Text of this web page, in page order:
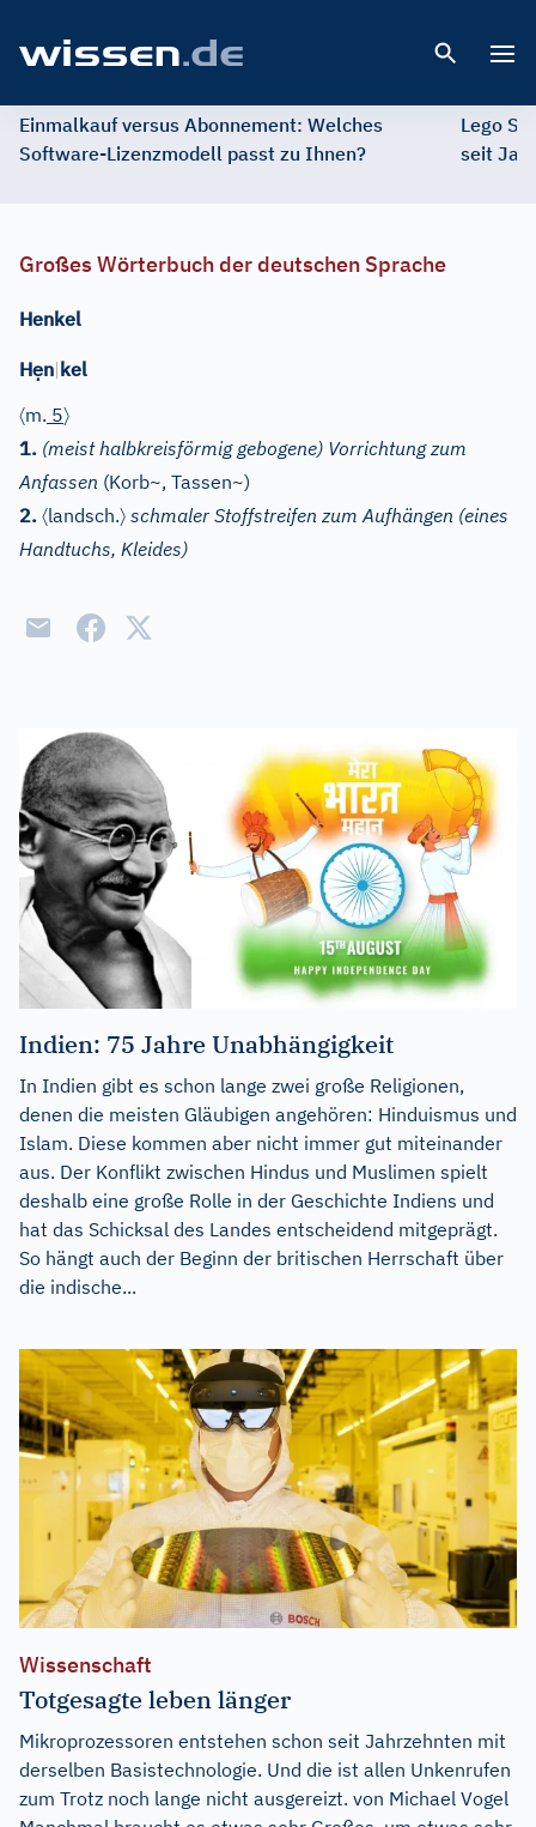
Einmalkauf versus Abonnement: Welches
Software-Lizenzmodell passt zu Ihnen?
Lego
seit
Großes Wörterbuch der deutschen Sprache
Henkel
Hẹn|kel
〈m. 5〉
1. (meist halbkreisförmig gebogene) Vorrichtung zum
Anfassen (Korb~, Tassen~)
2. 〈landsch.〉 schmaler Stoffstreifen zum Aufhängen (eines
Handtuchs, Kleides)
Indien: 75 Jahre Unabhängigkeit
In Indien gibt es schon lange zwei große Religionen,
denen die meisten Gläubigen angehören: Hinduismus und
Islam. Diese kommen aber nicht immer gut miteinander
aus. Der Konflikt zwischen Hindus und Muslimen spielt
deshalb eine große Rolle in der Geschichte Indiens und
hat das Schicksal des Landes entscheidend mitgeprägt.
So hängt auch der Beginn der britischen Herrschaft über
die indische...
Wissenschaft
Totgesagte leben länger
Mikroprozessoren entstehen schon seit Jahrzehnten mit
derselben Basistechnologie. Und die ist allen Unkenrufen
zum Trotz noch lange nicht ausgereizt. von Michael Vogel